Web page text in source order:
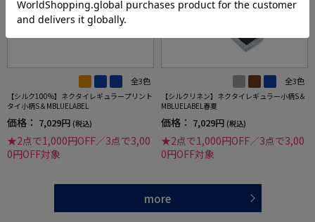
全3色
【シルク100%】ネクタイレギュラープリント
タイ小柄S＆MBLUELABEL
価格： 7,029円 (税込)
★2点で1,000円OFF／3点で3,00
0円OFF対象
全3色
【シルクリネン】ネクタイレギュラー小柄S＆
MBLUELABEL春夏
価格： 7,029円 (税込)
★2点で1,000円OFF／3点で3,00
0円OFF対象
more